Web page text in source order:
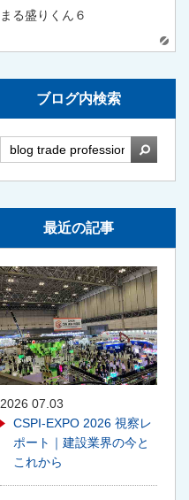
まる盛りくん６
ブログ内検索
検索
最近の記事
2026 07.03
CSPI-EXPO 2026 視察レ
ポート｜建設業界の今と
これから